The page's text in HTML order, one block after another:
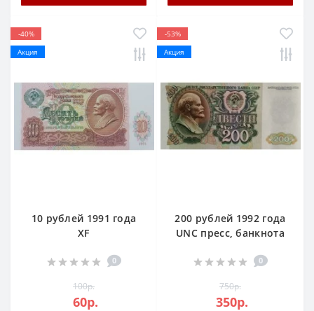
-40%
Акция
10 рублей 1991 года
XF
0
100р.
60р.
-53%
Акция
200 рублей 1992 года
UNC пресс, банкнота
0
750р.
350р.